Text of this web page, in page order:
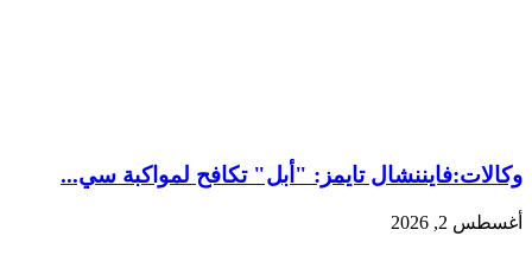
وكالات:فايننشال تايمز: "أبل" تكافح لمواكبة سي...
أغسطس 2, 2026